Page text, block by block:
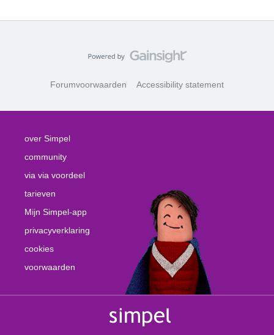
Forumvoorwaarden Accessibility statement
over Simpel
community
via via voordeel
tarieven
Mijn Simpel-app
privacyverklaring
cookies
voorwaarden